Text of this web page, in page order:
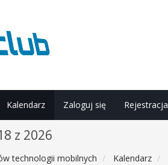
Kalendarz Zaloguj się Rejestracja
z 2026
technologii mobilnych Kalendarz